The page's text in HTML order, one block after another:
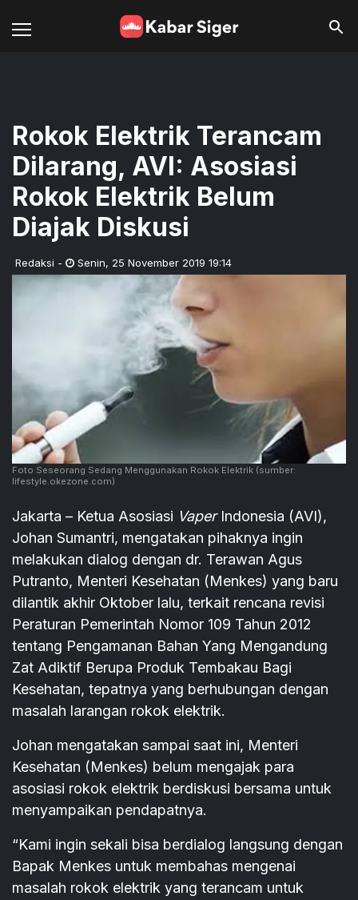
Rokok Elektrik Terancam
Dilarang, AVI: Asosiasi
Rokok Elektrik Belum
Diajak Diskusi
Redaksi - Senin, 25 November 2019 19:14
Foto Seseorang Sedang Menggunakan Rokok Elektrik (sumber:
lifestyle.okezone.com)
Jakarta – Ketua Asosiasi VaperIndonesia (AVI),
Johan Sumantri, mengatakan pihaknya ingin
melakukan dialog dengan dr. Terawan Agus
Putranto, Menteri Kesehatan (Menkes) yang baru
dilantik akhir Oktober lalu, terkait rencana revisi
Peraturan Pemerintah Nomor 109 Tahun 2012
tentang Pengamanan Bahan Yang Mengandung
Zat Adiktif Berupa Produk Tembakau Bagi
Kesehatan, tepatnya yang berhubungan dengan
masalah larangan rokok elektrik.
Johan mengatakan sampai saat ini, Menteri
Kesehatan (Menkes) belum mengajak para
asosiasi rokok elektrik berdiskusi bersama untuk
menyampaikan pendapatnya.
“Kami ingin sekali bisa berdialog langsung dengan
Bapak Menkes untuk membahas mengenai
masalah rokok elektrik yang terancam untuk